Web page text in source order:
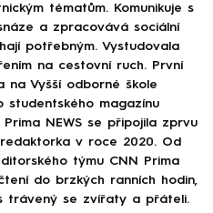
tématům. Komunikuje s
a zpracovává sociální
potřebným. Vystudovala
na cestovní ruch. První
na Vyšší odborné škole
studentského magazínu
NEWS se připojila zprvu
v roce 2020. Od
týmu CNN Prima
do brzkých ranních hodin,
trávený se zvířaty a přáteli.